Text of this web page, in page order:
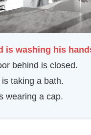
is washing his
behind is closed.
is taking a bath.
wearing a cap.